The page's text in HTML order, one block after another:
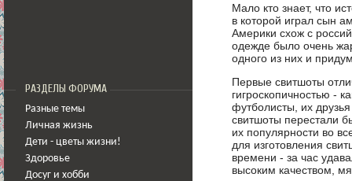
РАЗДЕЛЫ ФОРУМА
Разные темы
Личная жизнь
Дети - цветы жизни!
Здоровье
Досуг и хобби
Мало кто знает, что
в которой играл сын
Америки схож с
одежде было очень
одного из них и
Первые свитшоты
гигроскопичностью -
футболисты, их
свитшоты перестали
их популярности во
для изготовления
времени - за час
высоким качеством,